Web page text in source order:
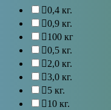
0,4 кг.
0,9 кг.
100 кг
0,5 кг.
2,0 кг.
3,0 кг.
5 кг.
10 кг.